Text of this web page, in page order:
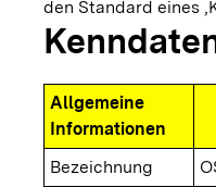
den Standard eines
Allgemeine
Informationen
Bezeichnung